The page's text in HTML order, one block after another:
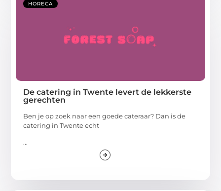
HORECA
De catering in Twente levert de lekkerste
gerechten
Ben je op zoek naar een goede cateraar? Dan is de
catering in Twente echt
...